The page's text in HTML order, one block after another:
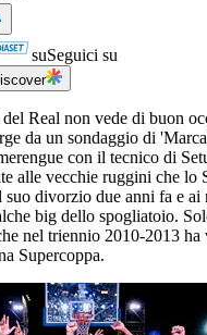
suSeguici su
Real non vede di buon
da un sondaggio di
con il tecnico di
alle vecchie ruggini che lo
suo divorzio due anni fa e
big dello spogliatoio.
nel triennio 2010-2013 ha
Supercoppa.